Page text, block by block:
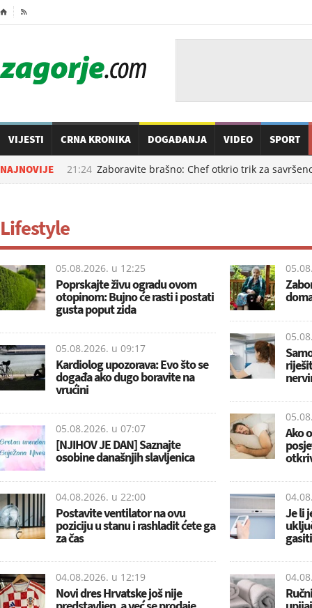
⌂ 
VIJESTI CRNA KRONIKA DOGAĐANJA VIDEO SPORT
NAJNOVIJE
u 21:24 Zaboravite brašno: Chef otkrio trik za savršeno
Lifestyle
05.08.2026. u 12:25
Poprskajte živu ogradu ovom
otopinom: Bujno će rasti i postati
gusta poput zida
05.08.2026. u 09:17
Kardiolog upozorava: Evo što se
događa ako dugo boravite na
vrućini
05.08.2026. u 07:07
[NJIHOV JE DAN] Saznajte
osobine današnjih slavljenica
04.08.2026. u 22:00
Postavite ventilator na ovu
poziciju u stanu i rashladit ćete ga
za čas
04.08.2026. u 12:19
Novi dres Hrvatske još nije
Ako
Je li